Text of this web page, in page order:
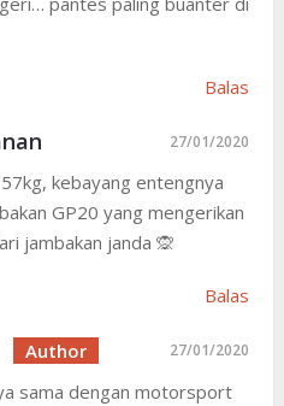
Balas
27/01/2020
kebayang entengnya
GP20 yang mengerikan
jambakan janda 🙊
Balas
27/01/2020
sama dengan motorsport